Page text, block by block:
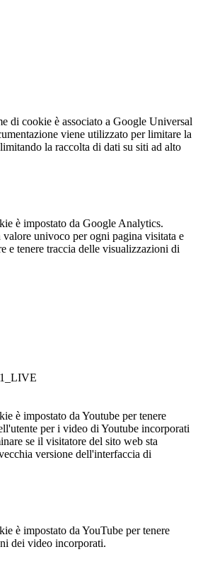
di cookie è associato a Google Universal
viene utilizzato per limitare la
la raccolta di dati su siti ad alto
è impostato da Google Analytics.
univoco per ogni pagina visitata e
e tenere traccia delle visualizzazioni di
è impostato da Youtube per tenere
per i video di Youtube incorporati
se il visitatore del sito web sta
versione dell'interfaccia di
è impostato da YouTube per tenere
dei video incorporati.